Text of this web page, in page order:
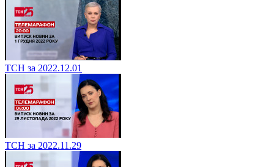
ТСН за 2022.12.01
ТСН за 2022.11.29